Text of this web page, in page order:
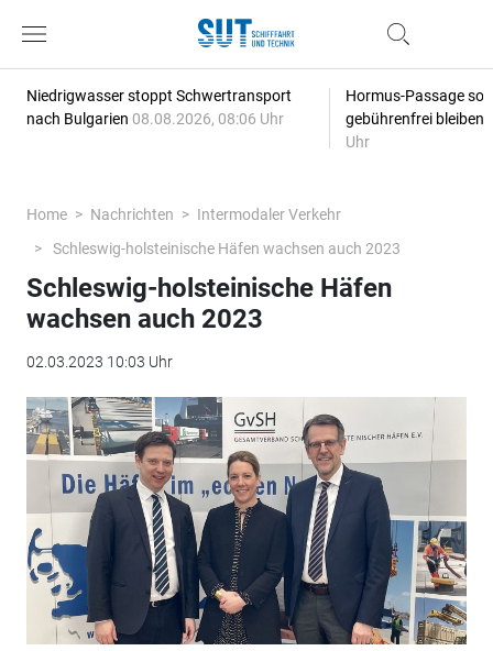
Niedrigwasser stoppt Schwertransport
nach Bulgarien 08.08.2026, 08:06 Uhr
Hormus-Passage
gebührenfrei bleiben
Uhr
Home Nachrichten
Intermodaler Verkehr
Schleswig-holsteinische Häfen wachsen auch 2023
Schleswig-holsteinische Häfen
wachsen auch 2023
02.03.2023 10:03 Uhr